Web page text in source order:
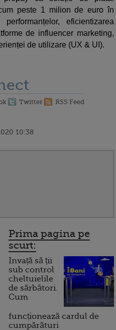
peste 1 milion de euro în
eficientizarea
de influencer marketing,
de utilizare (UX & UI).
Twitter RSS Feed
10:38
Prima pagina pe
scurt:
Invață să ții
sub control
cheltuielile
de sărbători.
Cum
funcționează cardul de
cumpărături